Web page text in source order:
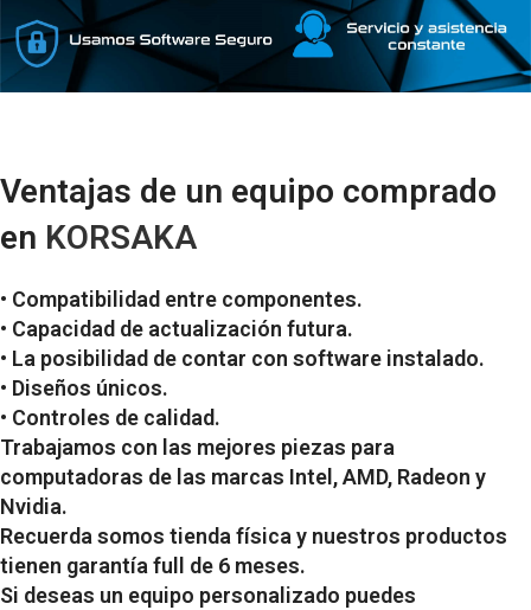
Ventajas de un equipo comprado
en KORSAKA
• Compatibilidad entre componentes.
• Capacidad de actualización futura.
• La posibilidad de contar con software instalado.
• Diseños únicos.
• Controles de calidad.
Trabajamos con las mejores piezas para
computadoras de las marcas Intel, AMD, Radeon y
Nvidia.
Recuerda somos tienda física y nuestros productos
tienen garantía full de 6 meses.
Si deseas un equipo personalizado puedes